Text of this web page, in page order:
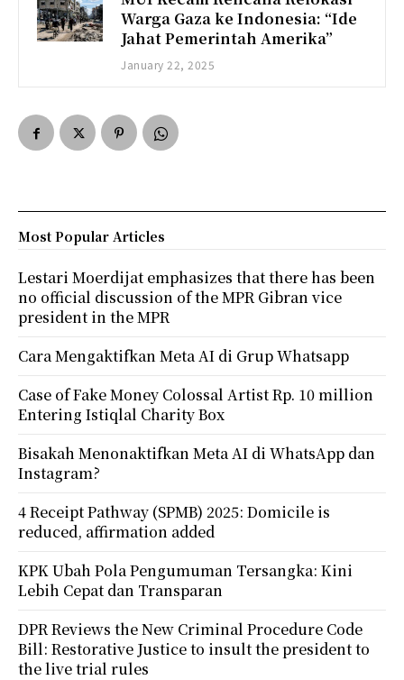
Warga Gaza ke Indonesia: “Ide
Jahat Pemerintah Amerika”
January 22, 2025
Most Popular Articles
Lestari Moerdijat emphasizes that there has been
no official discussion of the MPR Gibran vice
president in the MPR
Cara Mengaktifkan Meta AI di Grup Whatsapp
Case of Fake Money Colossal Artist Rp. 10 million
Entering Istiqlal Charity Box
Bisakah Menonaktifkan Meta AI di WhatsApp dan
Instagram?
4 Receipt Pathway (SPMB) 2025: Domicile is
reduced, affirmation added
KPK Ubah Pola Pengumuman Tersangka: Kini
Lebih Cepat dan Transparan
DPR Reviews the New Criminal Procedure Code
Bill: Restorative Justice to insult the president to
the live trial rules